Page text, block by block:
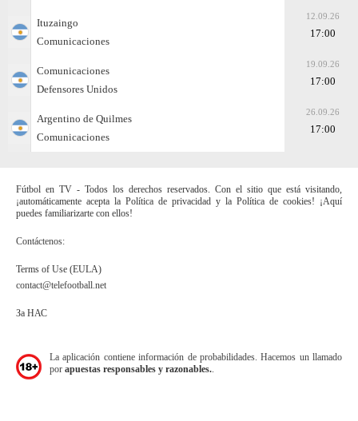
Ituzaingo
Comunicaciones
12.09.26
17:00
Comunicaciones
Defensores Unidos
19.09.26
17:00
Argentino de Quilmes
Comunicaciones
26.09.26
17:00
Fútbol en TV - Todos los derechos reservados. Con el sitio que está visitando,
¡automáticamente acepta la Política de privacidad y la Política de cookies! ¡Aquí
puedes familiarizarte con ellos!
Contáctenos:
Terms of Use (EULA)
contact@telefootball.net
За НАС
La aplicación contiene información de probabilidades. Hacemos un llamado
por apuestas responsables y razonables.